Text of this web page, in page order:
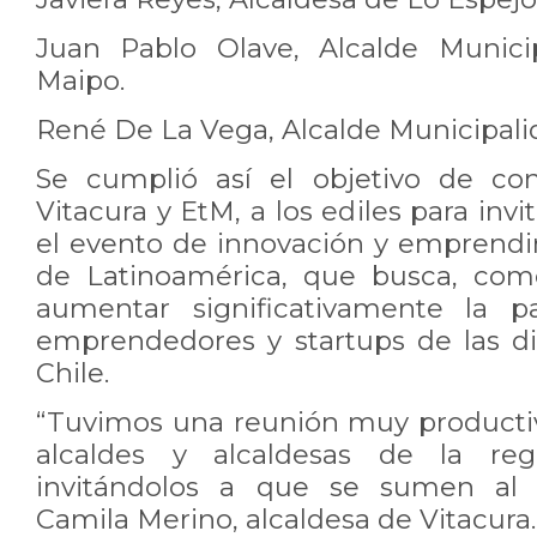
Juan Pablo Olave, Alcalde
Maipo.
René De La Vega, Alcalde
Se cumplió así el objetivo de
Vitacura y EtM, a los ediles para
el evento de innovación y
de Latinoamérica, que busca,
aumentar significativamente la
emprendedores y startups de las
Chile.
“Tuvimos una reunión muy
alcaldes y alcaldesas de la
invitándolos a que se sumen al
Camila Merino, alcaldesa de Vitacura.